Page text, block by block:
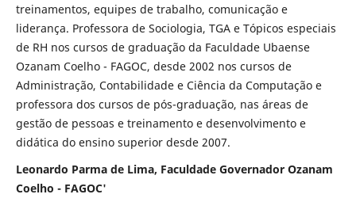
treinamentos, equipes de trabalho, comunicação e
liderança. Professora de Sociologia, TGA e Tópicos especiais
de RH nos cursos de graduação da Faculdade Ubaense
Ozanam Coelho - FAGOC, desde 2002 nos cursos de
Administração, Contabilidade e Ciência da Computação e
professora dos cursos de pós-graduação, nas áreas de
gestão de pessoas e treinamento e desenvolvimento e
didática do ensino superior desde 2007.
Leonardo Parma de Lima, Faculdade Governador Ozanam
Coelho - FAGOC'